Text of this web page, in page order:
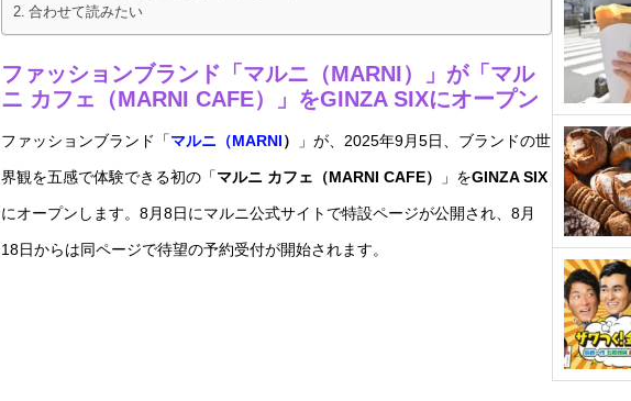
合わせて読みたい
ファッションブランド「マルニ（MARNI）」が「マル
ニ カフェ（MARNI CAFE）」をGINZA SIXにオープン
ファッションブランド「マルニ（MARNI） 」が、2025年9月5日、ブランドの世
界観を五感で体験できる初の「マルニ カフェ（MARNI CAFE） 」をGINZA SIX
にオープンします。8月8日にマルニ公式サイトで特設ページが公開され、8月
18日からは同ページで待望の予約受付が開始されます。